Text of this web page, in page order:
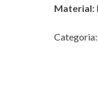
Material: